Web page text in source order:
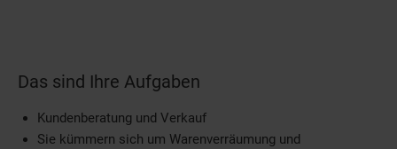
Das sind Ihre Aufgaben
Kundenberatung und Verkauf
Sie kümmern sich um Warenverräumung und